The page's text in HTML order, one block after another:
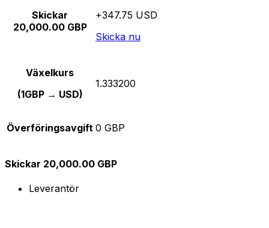
Skickar
20,000.00 GBP
+347.75 USD
Skicka nu
Växelkurs
(1GBP → USD)
1.333200
Överföringsavgift 0 GBP
Skickar 20,000.00 GBP
Leverantör